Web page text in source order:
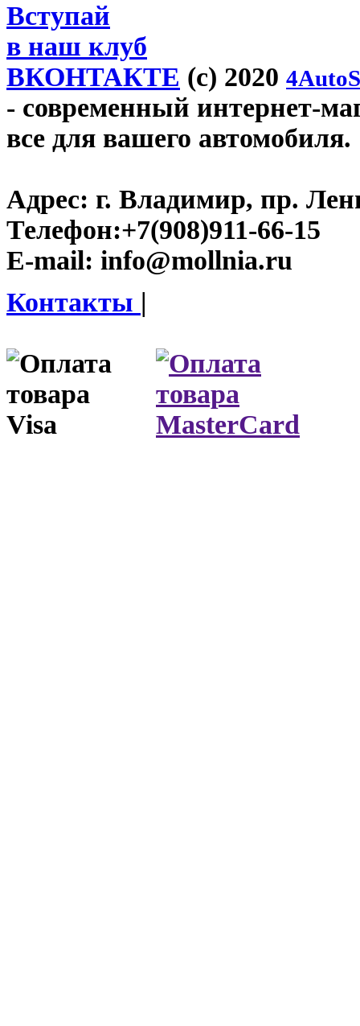
Вступай
в наш клуб
ВКОНТАКТЕ (c) 2020
- современный интернет-
все для вашего автомобиля.
Адрес: г. Владимир, пр.
Телефон:+7(908)911-66-15
E-mail: info@mollnia.ru
Контакты |